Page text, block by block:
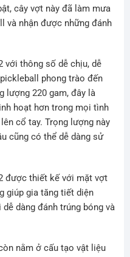
cây vợt này đã làm mưa
và nhận được những đánh
với thông số dễ chịu, dễ
phong trào đến
lượng 220 gam, đây là
hoạt hơn trong mọi tình
cổ tay. Trọng lượng này
cũng có thể dễ dàng sử
được thiết kế với mặt vợt
giúp gia tăng tiết diện
dàng đánh trúng bóng và
nằm ở cấu tạo vật liệu